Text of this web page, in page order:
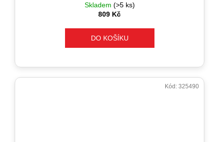
Skladem (>5 ks)
809 Kč
DO KOŠÍKU
Kód: 325490